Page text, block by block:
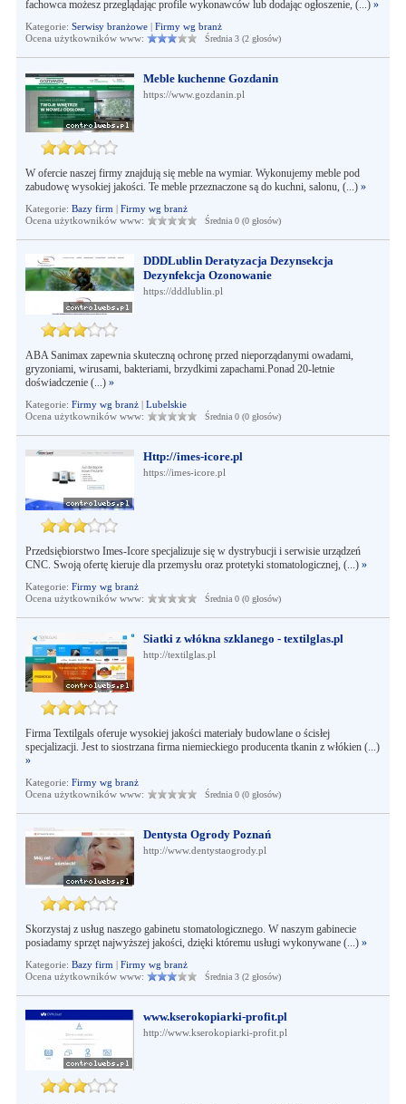
fachowca możesz przeglądając profile wykonawców lub dodając ogłoszenie, (...) »
Kategorie: Serwisy branżowe| Firmy wg branż
Ocena użytkowników www:
Średnia 3 (2 głosów)
Meble kuchenne Gozdanin
https://www.gozdanin.pl
W ofercie naszej firmy znajdują się meble na wymiar. Wykonujemy meble pod
zabudowę wysokiej jakości. Te meble przeznaczone są do kuchni, salonu, (...) »
Kategorie: Bazy firm | Firmy wg branż
Ocena użytkowników www:
Średnia 0 (0 głosów)
DDDLublin Deratyzacja Dezynsekcja
Dezynfekcja Ozonowanie
https://dddlublin.pl
ABA Sanimax zapewnia skuteczną ochronę przed nieporządanymi owadami,
gryzoniami, wirusami, bakteriami, brzydkimi zapachami.Ponad 20-letnie
doświadczenie (...) »
Kategorie: Firmy wg branż| Lubelskie
Ocena użytkowników www:
Średnia 0 (0 głosów)
Http://imes-icore.pl
https://imes-icore.pl
Przedsiębiorstwo Imes-Icore specjalizuje się w dystrybucji i serwisie urządzeń
CNC. Swoją ofertę kieruje dla przemysłu oraz protetyki stomatologicznej, (...) »
Kategorie: Firmy wg branż
Ocena użytkowników www:
Średnia 0 (0 głosów)
Siatki z włókna szklanego - textilglas.pl
http://textilglas.pl
Firma Textilgals oferuje wysokiej jakości materiały budowlane o ścisłej
specjalizacji. Jest to siostrzana firma niemieckiego producenta tkanin z włókien (...)
»
Kategorie: Firmy wg branż
Ocena użytkowników www:
Średnia 0 (0 głosów)
Dentysta Ogrody Poznań
http://www.dentystaogrody.pl
Skorzystaj z usług naszego gabinetu stomatologicznego. W naszym gabinecie
posiadamy sprzęt najwyższej jakości, dzięki któremu usługi wykonywane (...) »
Kategorie: Bazy firm | Firmy wg branż
Ocena użytkowników www:
Średnia 3 (2 głosów)
www.kserokopiarki-profit.pl
http://www.kserokopiarki-profit.pl